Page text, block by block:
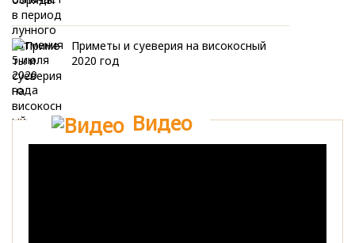
Приметы и суеверия на високосный
2020 год
Видео